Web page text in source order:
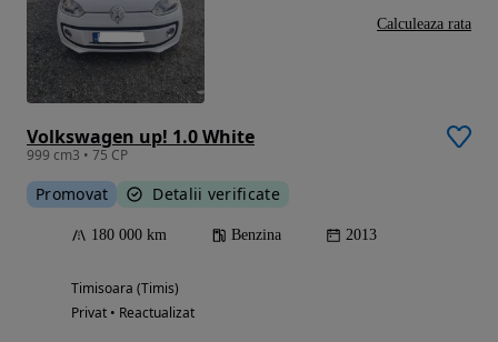
Volkswagen up! 1.0 White
999 cm3 • 75 CP
Promovat Detalii verificate
180 000 km Benzina 2013
Timisoara (Timis)
Privat • Reactualizat
Calculeaza rata